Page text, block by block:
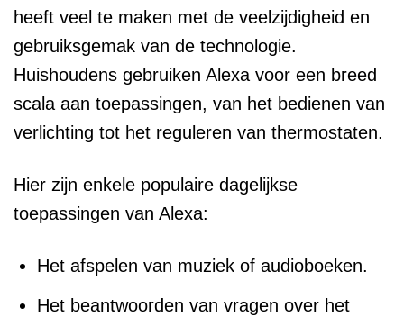
heeft veel te maken met de veelzijdigheid en
gebruiksgemak van de technologie.
Huishoudens gebruiken Alexa voor een breed
scala aan toepassingen, van het bedienen van
verlichting tot het reguleren van thermostaten.
Hier zijn enkele populaire dagelijkse
toepassingen van Alexa:
Het afspelen van muziek of audioboeken.
Het beantwoorden van vragen over het